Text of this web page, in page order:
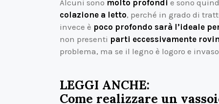
Alcuni sono molto profondi e sono
colazione a letto, perché in grado di
invece è poco profondo sarà l’ideale
non presenti parti eccessivamente
problema, ma se il legno è logoro e
LEGGI ANCHE:
Come realizzare un